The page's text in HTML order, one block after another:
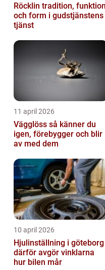
Röcklin tradition, funktion
och form i gudstjänstens
tjänst
11 april 2026
Vägglöss så känner du
igen, förebygger och blir
av med dem
10 april 2026
Hjulinställning i göteborg
därför avgör vinklarna
hur bilen mår